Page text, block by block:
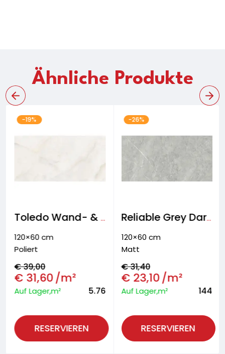
Ähnliche Produkte
-19%
Toledo Wand- & Bodenfliese
120×60 cm
Poliert
€39,00
€ 31,60/m²
Auf Lager,m² 5.76
RESERVIEREN
-26%
Reliable Grey Dark Wand- & Bodenfliese
120×60 cm
Matt
€31,40
€ 23,10/m²
Auf Lager,m² 144
RESERVIEREN